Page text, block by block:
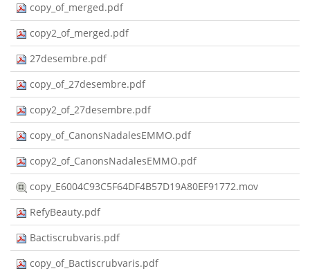
copy_of_merged.pdf
copy2_of_merged.pdf
27desembre.pdf
copy_of_27desembre.pdf
copy2_of_27desembre.pdf
copy_of_CanonsNadalesEMMO.pdf
copy2_of_CanonsNadalesEMMO.pdf
copy_E6004C93C5F64DF4B57D19A80EF91772.mov
RefyBeauty.pdf
Bactiscrubvaris.pdf
copy_of_Bactiscrubvaris.pdf